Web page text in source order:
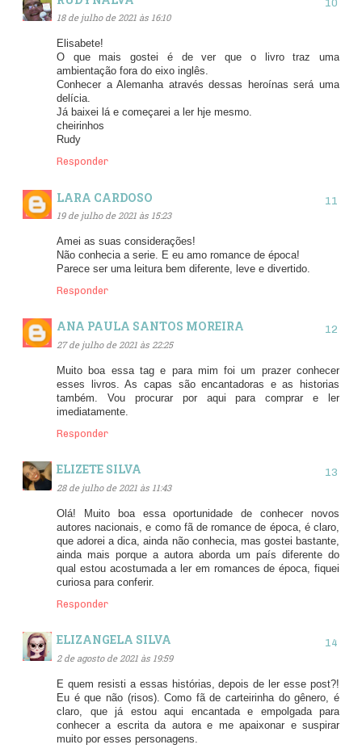
18 de julho de 2021 às 16:10
Elisabete!
O que mais gostei é de ver que o livro traz uma
ambientação fora do eixo inglês.
Conhecer a Alemanha através dessas heroínas será uma
delícia.
Já baixei lá e começarei a ler hje mesmo.
cheirinhos
Rudy
Responder
LARA CARDOSO
19 de julho de 2021 às 15:23
Amei as suas considerações!
Não conhecia a serie. E eu amo romance de época!
Parece ser uma leitura bem diferente, leve e divertido.
Responder
ANA PAULA SANTOS MOREIRA
27 de julho de 2021 às 22:25
Muito boa essa tag e para mim foi um prazer conhecer
esses livros. As capas são encantadoras e as historias
também. Vou procurar por aqui para comprar e ler
imediatamente.
Responder
ELIZETE SILVA
28 de julho de 2021 às 11:43
Olá! Muito boa essa oportunidade de conhecer novos
autores nacionais, e como fã de romance de época, é claro,
que adorei a dica, ainda não conhecia, mas gostei bastante,
ainda mais porque a autora aborda um país diferente do
qual estou acostumada a ler em romances de época, fiquei
curiosa para conferir.
Responder
ELIZANGELA SILVA
2 de agosto de 2021 às 19:59
E quem resisti a essas histórias, depois de ler esse post?!
Eu é que não (risos). Como fã de carteirinha do gênero, é
claro, que já estou aqui encantada e empolgada para
conhecer a escrita da autora e me apaixonar e suspirar
muito por esses personagens.